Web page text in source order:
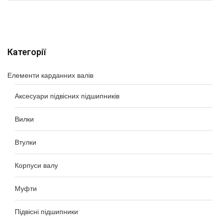
Категорії
Елементи карданних валів
Аксесуари підвісних підшипників
Вилки
Втулки
Корпуси валу
Муфти
Підвісні підшипники